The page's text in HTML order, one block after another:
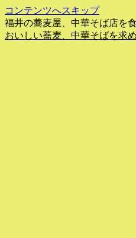
コンテンツへスキップ
福井の蕎麦屋、中華そば店を
おいしい蕎麦、中華そばを求